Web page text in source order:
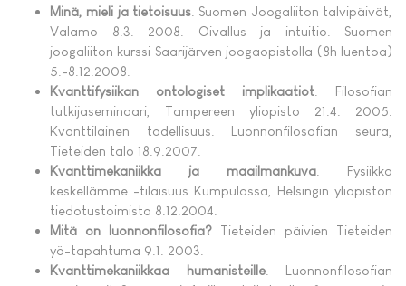
Minä, mieli ja tietoisuus . Suomen Joogaliiton talvipäivät,
Valamo 8.3. 2008. Oivallus ja intuitio. Suomen
joogaliiton kurssi Saarijärven joogaopistolla (8h luentoa)
5.-8.12.2008.
Kvanttifysiikan ontologiset implikaatiot . Filosofian
tutkijaseminaari, Tampereen yliopisto 21.4. 2005.
Kvanttilainen todellisuus. Luonnonfilosofian seura,
Tieteiden talo 18.9.2007.
Kvanttimekaniikka ja maailmankuva . Fysiikka
keskellämme -tilaisuus Kumpulassa, Helsingin yliopiston
tiedotustoimisto 8.12.2004.
Mitä on luonnonfilosofia? Tieteiden päivien Tieteiden
yö-tapahtuma 9.1. 2003.
Kvanttimekaniikkaa humanisteille. Luonnonfilosofian